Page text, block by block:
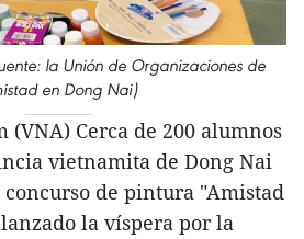
la Unión de Organizaciones de
en Dong Nai)
(VNA) Cerca de 200 alumnos
vietnamita de Dong Nai
de pintura "Amistad
la víspera por la